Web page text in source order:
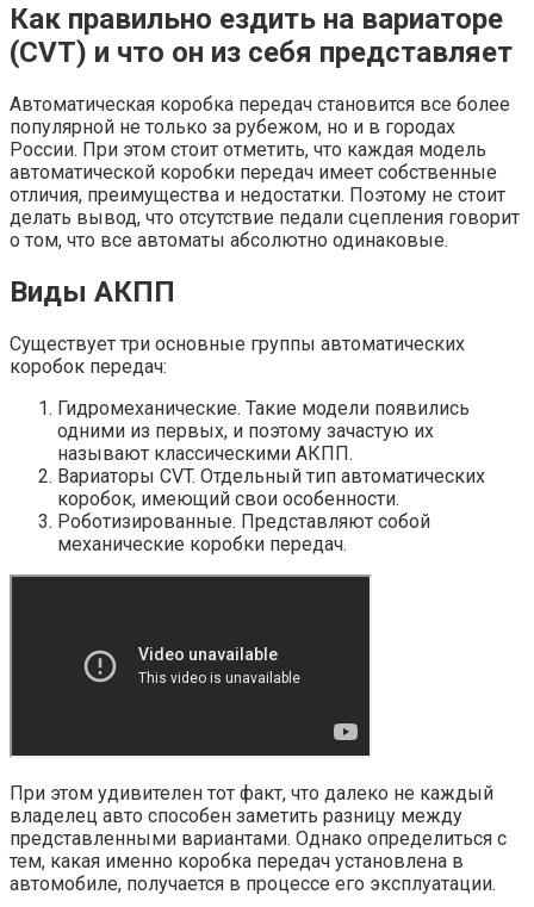
Как правильно ездить на вариаторе
(CVT) и что он из себя представляет
Автоматическая коробка передач становится все более
популярной не только за рубежом, но и в городах
России. При этом стоит отметить, что каждая модель
автоматической коробки передач имеет собственные
отличия, преимущества и недостатки. Поэтому не стоит
делать вывод, что отсутствие педали сцепления говорит
о том, что все автоматы абсолютно одинаковые.
Виды АКПП
Существует три основные группы автоматических
коробок передач:
Гидромеханические. Такие модели появились
одними из первых, и поэтому зачастую их
называют классическими АКПП.
Вариаторы CVT. Отдельный тип автоматических
коробок, имеющий свои особенности.
Роботизированные. Представляют собой
механические коробки передач.
При этом удивителен тот факт, что далеко не каждый
владелец авто способен заметить разницу между
представленными вариантами. Однако определиться с
тем, какая именно коробка передач установлена в
автомобиле, получается в процессе его эксплуатации.